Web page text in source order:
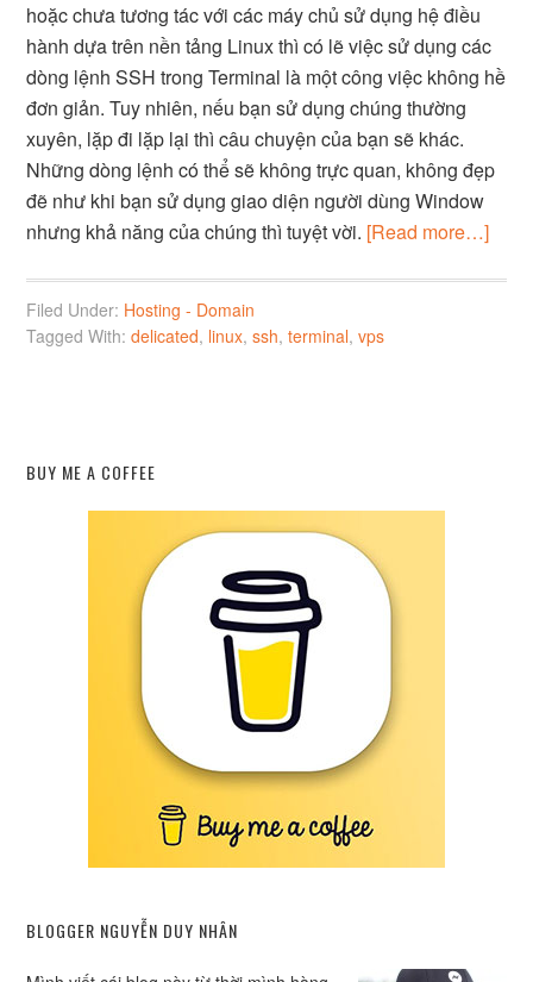
hoặc chưa tương tác với các máy chủ sử dụng hệ điều
hành dựa trên nền tảng Linux thì có lẽ việc sử dụng các
dòng lệnh SSH trong Terminal là một công việc không hề
đơn giản. Tuy nhiên, nếu bạn sử dụng chúng thường
xuyên, lặp đi lặp lại thì câu chuyện của bạn sẽ khác.
Những dòng lệnh có thể sẽ không trực quan, không đẹp
đẽ như khi bạn sử dụng giao diện người dùng Window
nhưng khả năng của chúng thì tuyệt vời. [Read more…]
Filed Under: Hosting - Domain
Tagged With:delicated, linux,ssh,terminal,vps
BUY ME A COFFEE
BLOGGER NGUYỄN DUY NHÂN